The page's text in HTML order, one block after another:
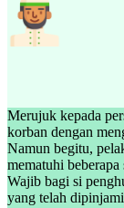
Merujuk kepada
korban dengan
Namun begitu,
mematuhi
Wajib bagi si
yang telah